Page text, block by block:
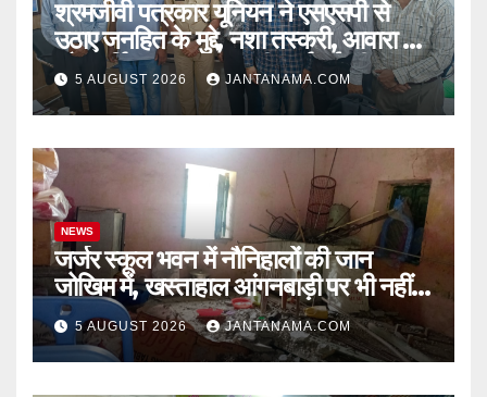
श्रमजीवी पत्रकार यूनियन ने एसएसपी से
उठाए जनहित के मुद्दे, नशा तस्करी, आवारा पशु
और पार्किंग व्यवस्था पर की कार्रवाई की मांग
5 AUGUST 2026 JANTANAMA.COM
NEWS
जर्जर स्कूल भवन में नौनिहालों की जान
जोखिम में, खस्ताहाल आंगनबाड़ी पर भी नहीं
जागा प्रशासन
5 AUGUST 2026 JANTANAMA.COM